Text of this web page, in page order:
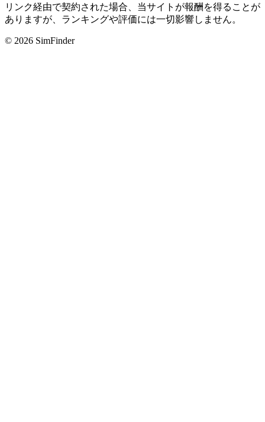
リンク経由で契約された場合、当サイトが報酬を得ることが
ありますが、ランキングや評価には一切影響しません。
© 2026 SimFinder